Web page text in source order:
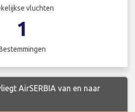
vluchten
1
AirSERBIA van en naar